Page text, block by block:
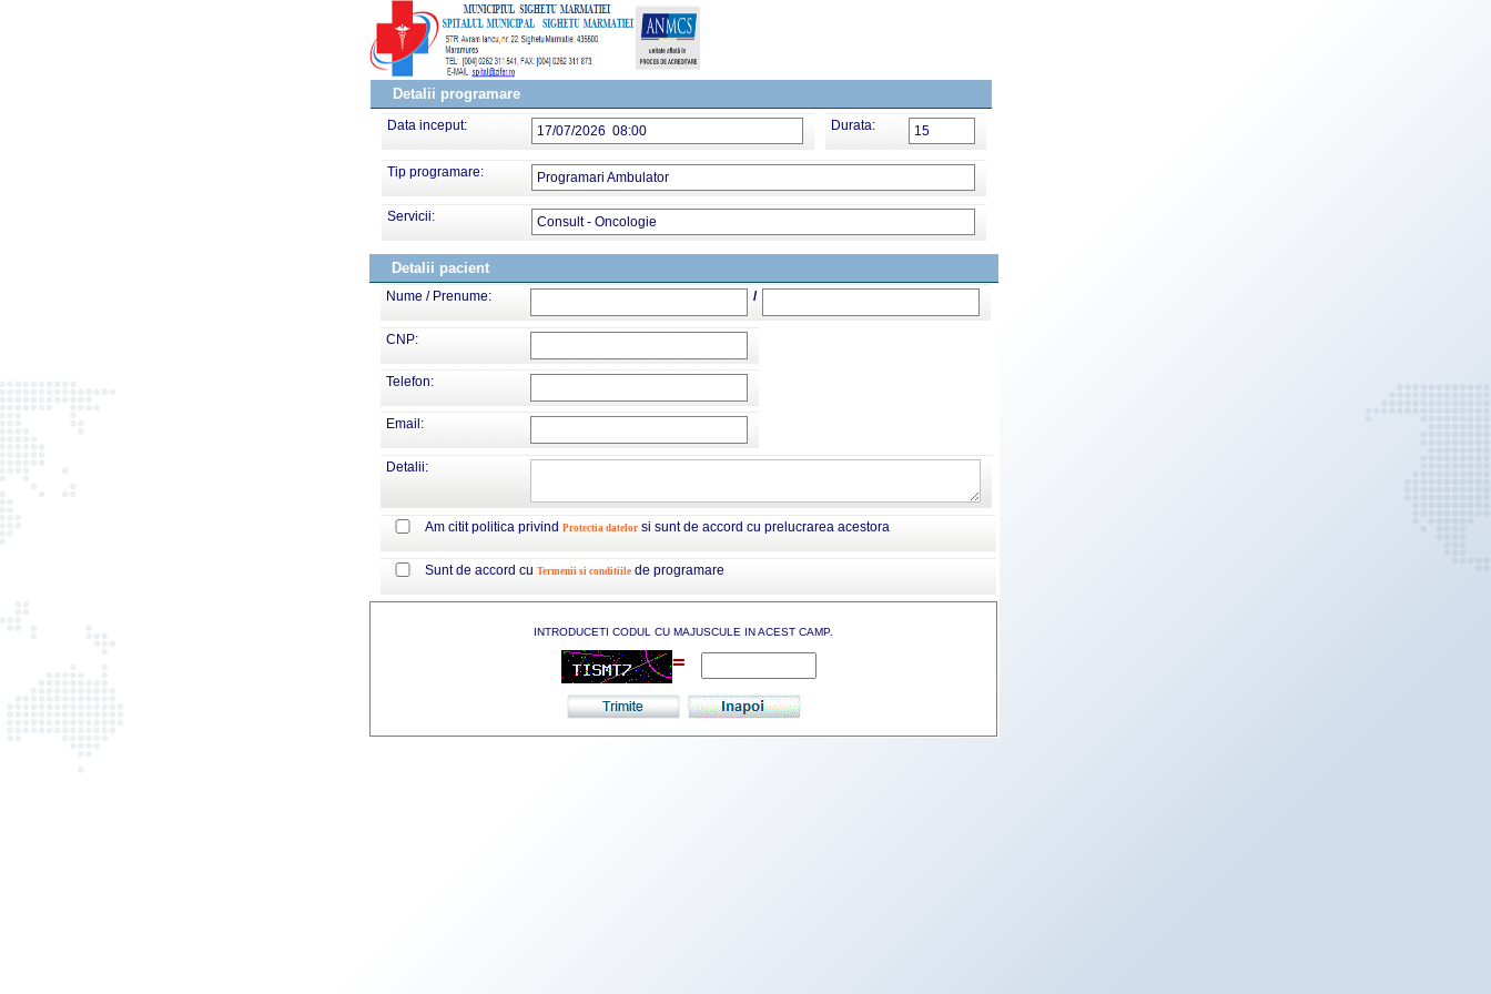
Detalii programare
Data inceput: 17/07/2026 08:00 Durata: 15
Tip programare: Programari Ambulator
Servicii: Consult - Oncologie
Detalii pacient
Nume / Prenume: /
CNP:
Telefon:
Email:
Detalii:
Am citit politica privind Protectia datelor si sunt de accord cu prelucrarea acestora
Sunt de accord cu Termenii si conditiile de programare
INTRODUCETI CODUL CU MAJUSCULE IN ACEST CAMP.
=